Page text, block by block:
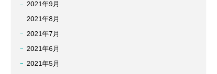
2021年9月
2021年8月
2021年7月
2021年6月
2021年5月